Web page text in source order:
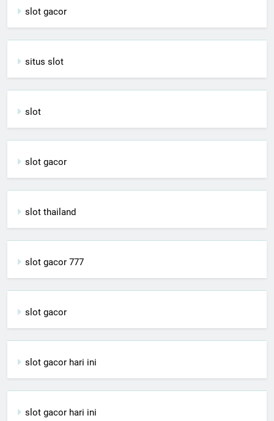
slot gacor
situs slot
slot
slot gacor
slot thailand
slot gacor 777
slot gacor
slot gacor hari ini
slot gacor hari ini